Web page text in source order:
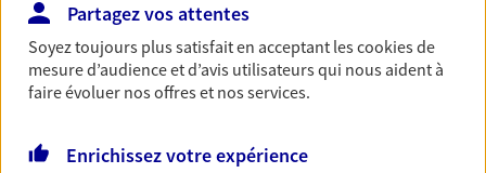
Accompagner vos projets de
vie
Achat immobilier, installation, départ à la retraite…
d'assurance et d'épargne. Recevez un conseil d'expert
Partagez vos attentes
Soyez toujours plus satisfait en acceptant lescookiesde
mesure d’audience et d’avis utilisateurs qui nous aident à
faire évoluer nos offres et nos services.
Enrichissez votre expérience